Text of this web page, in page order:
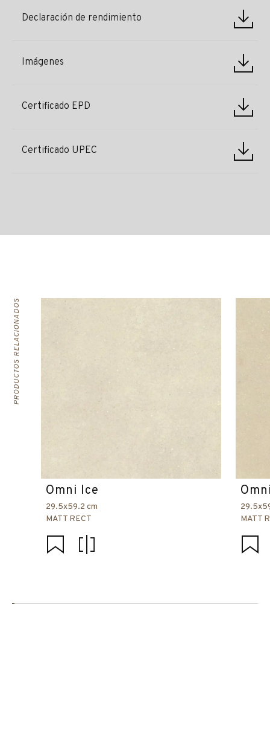
Declaración de rendimiento
Imágenes
Certificado EPD
Certificado UPEC
PRODUCTOS RELACIONADOS
Omni Ice
29.5x59.2 cm
MATT RECT
MATT